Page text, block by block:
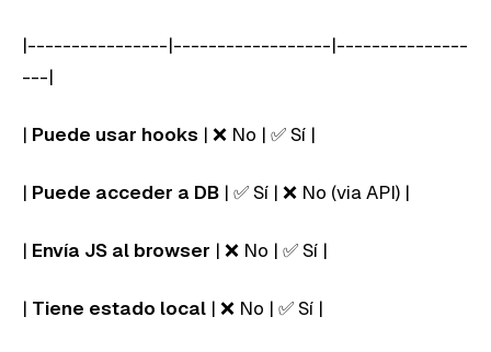
|----------------|------------------|---------------
---|
| Puede usar hooks | ❌ No | ✅ Sí |
| Puede acceder a DB | ✅ Sí | ❌ No (via API) |
| Envía JS al browser | ❌ No | ✅ Sí |
| Tiene estado local | ❌ No | ✅ Sí |